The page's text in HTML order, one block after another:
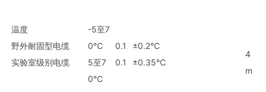
温度
野外耐固型电缆
实验室级别电缆
-5至7
0℃
5至7
0℃
0.1
0.1
±0.2℃
±0.35℃
4
m